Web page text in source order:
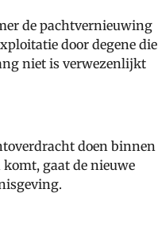
de pachtvernieuwing
door degene die
niet is verwezenlijkt
doen binnen
gaat de nieuwe